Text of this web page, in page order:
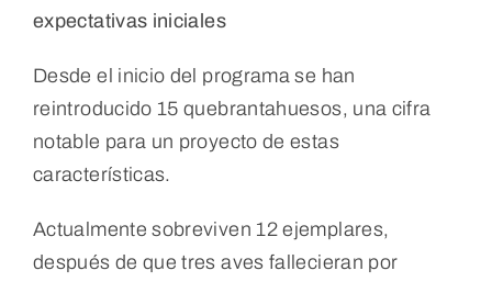
expectativas iniciales
Desde el inicio del programa se han
reintroducido 15 quebrantahuesos, una cifra
notable para un proyecto de estas
características.
Actualmente sobreviven 12 ejemplares,
después de que tres aves fallecieran por